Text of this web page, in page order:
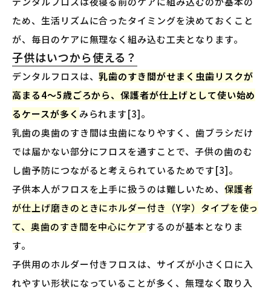
ため、生活リズムに合ったタイミングを決めておくこと
が、毎日のケアに無理なく組み込む工夫となります。
子供はいつから使える？
デンタルフロスは、乳歯のすき間がせまく虫歯リスクが
高まる4〜5歳ごろから、保護者が仕上げとして使い始め
るケースが多く みられます[3]。
乳歯の奥歯のすき間は虫歯になりやすく、歯ブラシだけ
では届かない部分にフロスを通すことで、子供の歯のむ
し歯予防につながると考えられているためです[3]。
子供本人がフロスを上手に扱うのは難しいため、 保護者
が仕上げ磨きのときにホルダー付き（Y字）タイプを使っ
て、奥歯のすき間を中心にケアするのが基本となりま
す。
子供用のホルダー付きフロスは、サイズが小さく口に入
れやすい形状になっていることが多く、無理なく取り入